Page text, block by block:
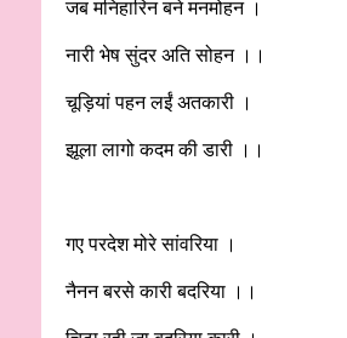
जब मनिहारिन बने मनमोहन ।
नारी भेष सुंदर अति सोहन ।।
चूड़ियां पहन लईं अतकारी ।
झूला लागो कदम की डारी ।।
गए परदेश मोरे सांवरिया ।
नैनन बरसे कारी बदरिया ।।